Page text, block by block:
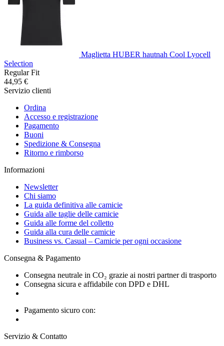
Maglietta HUBER hautnah Cool Lyocell
Selection
Regular Fit
44,95 €
Servizio clienti
Ordina
Accesso e registrazione
Pagamento
Buoni
Spedizione & Consegna
Ritorno e rimborso
Informazioni
Newsletter
Chi siamo
La guida definitiva alle camicie
Guida alle taglie delle camicie
Guida alle forme del colletto
Guida alla cura delle camicie
Business vs. Casual – Camicie per ogni occasione
Consegna & Pagamento
Consegna neutrale in CO₂ grazie ai nostri partner di trasporto
Consegna sicura e affidabile con DPD e DHL
Pagamento sicuro con:
Servizio & Contatto